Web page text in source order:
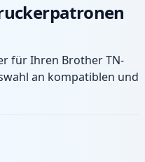
für Ihren Brother TN-
an kompatiblen und
gleichbleibender